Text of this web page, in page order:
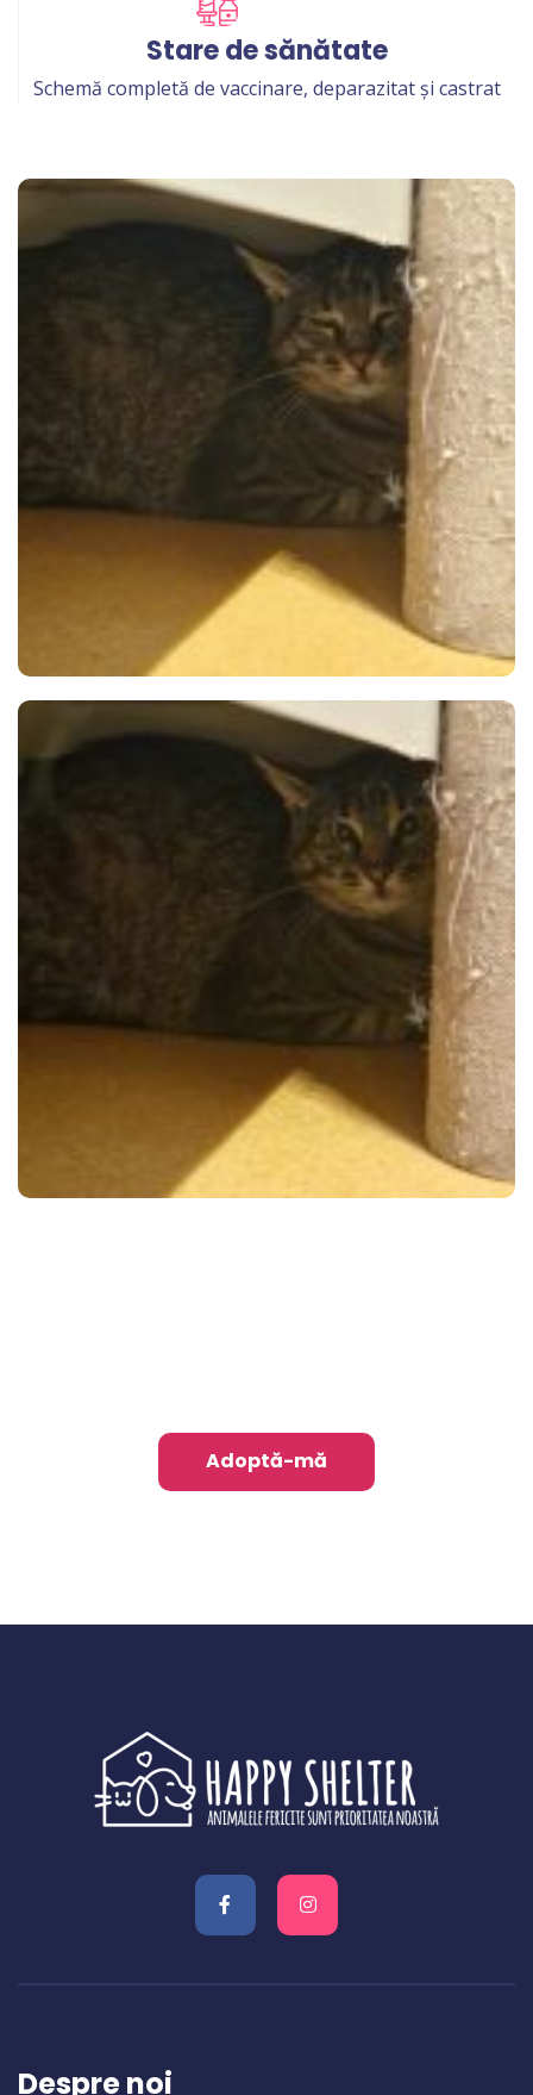
Stare de sănătate
Schemă completă de vaccinare, deparazitat și castrat
Adoptă-mă
Despre noi